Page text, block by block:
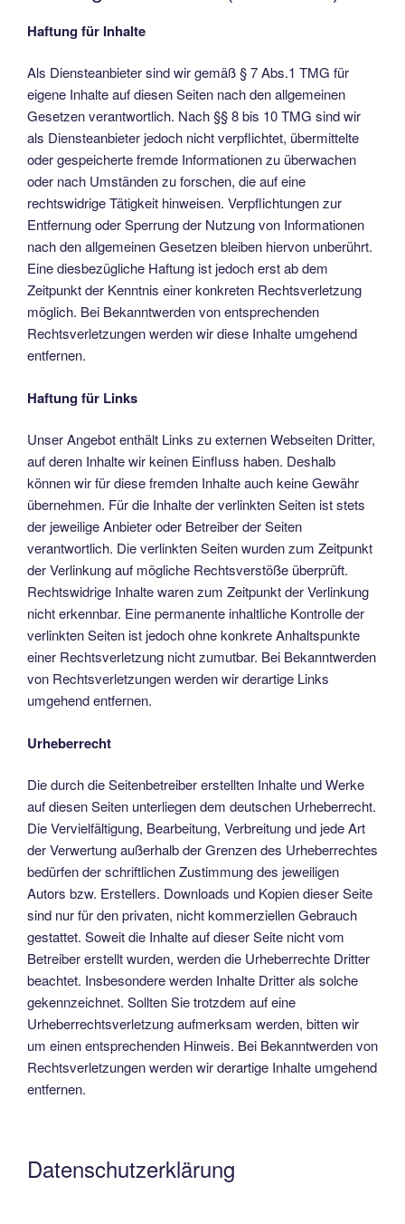
Haftung für Inhalte
Als Diensteanbieter sind wir gemäß § 7 Abs.1 TMG für
eigene Inhalte auf diesen Seiten nach den allgemeinen
Gesetzen verantwortlich. Nach §§ 8 bis 10 TMG sind wir
als Diensteanbieter jedoch nicht verpflichtet, übermittelte
oder gespeicherte fremde Informationen zu überwachen
oder nach Umständen zu forschen, die auf eine
rechtswidrige Tätigkeit hinweisen. Verpflichtungen zur
Entfernung oder Sperrung der Nutzung von Informationen
nach den allgemeinen Gesetzen bleiben hiervon unberührt.
Eine diesbezügliche Haftung ist jedoch erst ab dem
Zeitpunkt der Kenntnis einer konkreten Rechtsverletzung
möglich. Bei Bekanntwerden von entsprechenden
Rechtsverletzungen werden wir diese Inhalte umgehend
entfernen.
Haftung für Links
Unser Angebot enthält Links zu externen Webseiten Dritter,
auf deren Inhalte wir keinen Einfluss haben. Deshalb
können wir für diese fremden Inhalte auch keine Gewähr
übernehmen. Für die Inhalte der verlinkten Seiten ist stets
der jeweilige Anbieter oder Betreiber der Seiten
verantwortlich. Die verlinkten Seiten wurden zum Zeitpunkt
der Verlinkung auf mögliche Rechtsverstöße überprüft.
Rechtswidrige Inhalte waren zum Zeitpunkt der Verlinkung
nicht erkennbar. Eine permanente inhaltliche Kontrolle der
verlinkten Seiten ist jedoch ohne konkrete Anhaltspunkte
einer Rechtsverletzung nicht zumutbar. Bei Bekanntwerden
von Rechtsverletzungen werden wir derartige Links
umgehend entfernen.
Urheberrecht
Die durch die Seitenbetreiber erstellten Inhalte und Werke
auf diesen Seiten unterliegen dem deutschen Urheberrecht.
Die Vervielfältigung, Bearbeitung, Verbreitung und jede Art
der Verwertung außerhalb der Grenzen des Urheberrechtes
bedürfen der schriftlichen Zustimmung des jeweiligen
Autors bzw. Erstellers. Downloads und Kopien dieser Seite
sind nur für den privaten, nicht kommerziellen Gebrauch
gestattet. Soweit die Inhalte auf dieser Seite nicht vom
Betreiber erstellt wurden, werden die Urheberrechte Dritter
beachtet. Insbesondere werden Inhalte Dritter als solche
gekennzeichnet. Sollten Sie trotzdem auf eine
Urheberrechtsverletzung aufmerksam werden, bitten wir
um einen entsprechenden Hinweis. Bei Bekanntwerden von
Rechtsverletzungen werden wir derartige Inhalte umgehend
entfernen.
Datenschutzerklärung